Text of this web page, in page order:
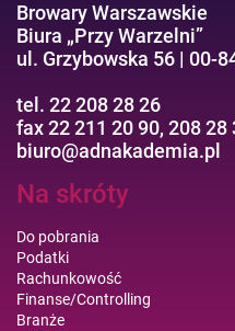
Browary Warszawskie
Biura „Przy Warzelni”
ul. Grzybowska 56 | 00-
tel. 22 208 28 26
fax 22 211 20 90, 208 28
biuro@adnakademia.pl
Na skróty
Do pobrania
Podatki
Rachunkowość
Finanse/Controlling
Branże